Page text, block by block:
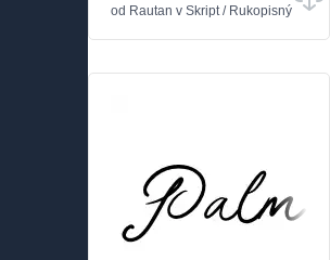
od Rautan v Skript/ Rukopisný